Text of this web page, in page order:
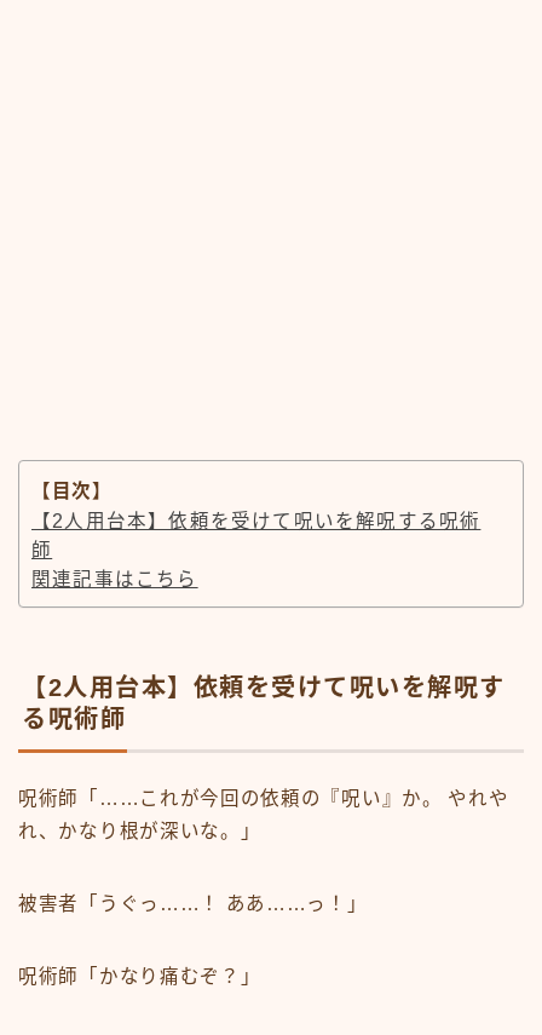
【目次】
【2人用台本】依頼を受けて呪いを解呪する呪術
師
関連記事はこちら
【2人用台本】依頼を受けて呪いを解呪す
る呪術師
呪術師「……これが今回の依頼の『呪い』か。 やれや
れ、かなり根が深いな。」
被害者「うぐっ……！ ああ……っ！」
呪術師「かなり痛むぞ？」